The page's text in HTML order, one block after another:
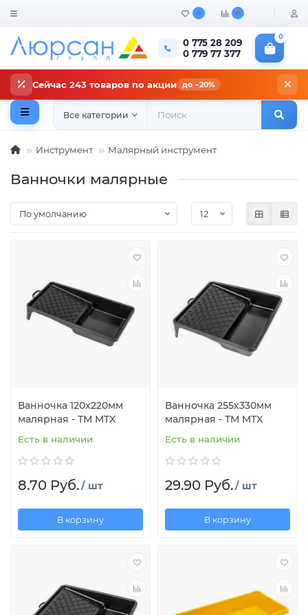
0 0
0 775 28 209
0 779 77 377
0
Сейчас 243 товаров по акции до −20%
Все категории
Инструмент Малярный инструмент
Ванночки малярные
Ванночка 120х220мм
малярная - ТМ MTX
Есть в наличии
8.70 Руб./ шт
В корзину
Ванночка 255х330мм
малярная - ТМ MTX
Есть в наличии
29.90 Руб./ шт
В корзину